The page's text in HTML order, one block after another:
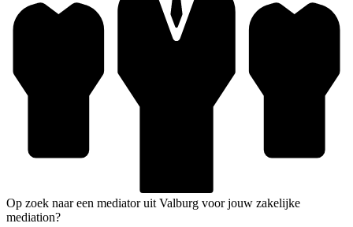
Op zoek naar een mediator uit Valburg voor jouw zakelijke
mediation?